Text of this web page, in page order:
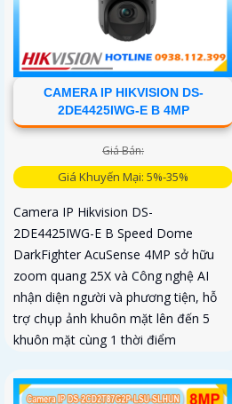
CAMERA IP HIKVISION DS-
2DE4425IWG-E B 4MP
Giá Bán:
Giá Khuyến Mại: 5%-35%
Camera IP Hikvision DS-
2DE4425IWG-E B Speed Dome
DarkFighter AcuSense 4MP sở hữu
zoom quang 25X và Công nghệ AI
nhận diện người và phương tiện, hỗ
trợ chụp ảnh khuôn mặt lên đến 5
khuôn mặt cùng 1 thời điểm